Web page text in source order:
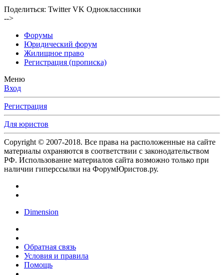
Поделиться: Twitter VK Одноклассники
-->
Форумы
Юридический форум
Жилищное право
Регистрация (прописка)
Меню
Вход
Регистрация
Для юристов
Copyright © 2007-2018. Все права на расположенные на сайте
материалы охраняются в соответствии с законодательством
РФ. Использование материалов сайта возможно только при
наличии гиперссылки на ФорумЮристов.ру.
Dimension
Обратная связь
Условия и правила
Помощь